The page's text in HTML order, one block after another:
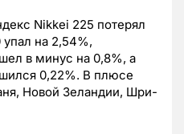
Nikkei 225 потерял
на 2,54%,
в минус на 0,8%, а
0,22%. В плюсе
Новой Зеландии, Шри-